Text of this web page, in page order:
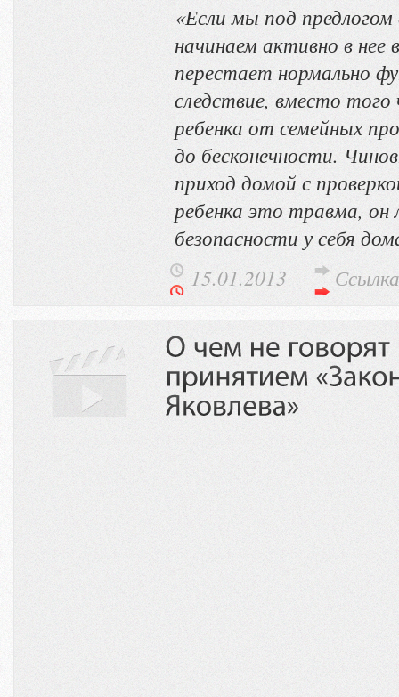
«Если мы под предлогом
начинаем активно в нее
перестает нормально
следствие, вместо
ребенка от семейных
до бесконечности.
приход домой с
ребенка это травма,
безопасности у себя
15.01.2013
Ссылка